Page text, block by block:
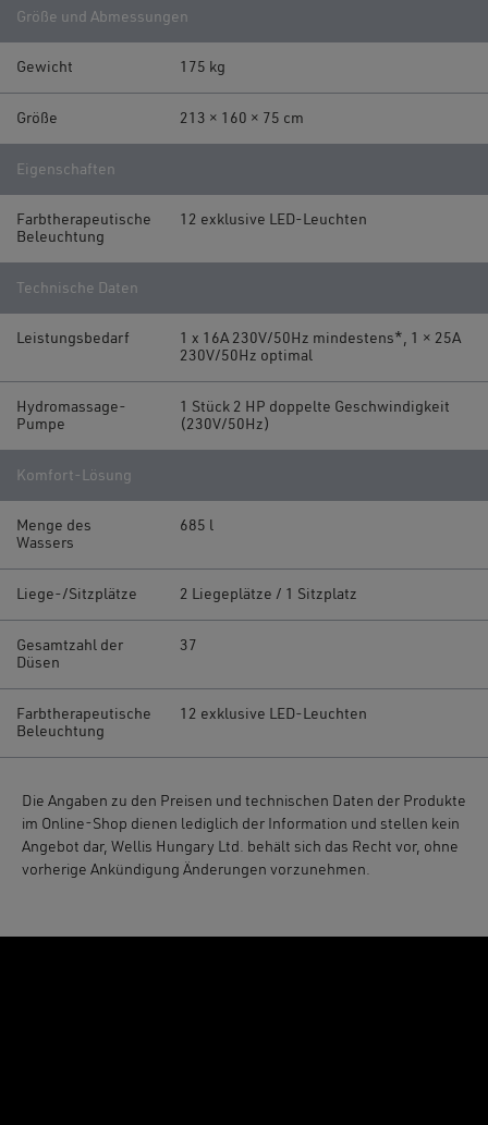
Größe und Abmessungen
Gewicht 175 kg
Größe 213 × 160 × 75 cm
Eigenschaften
Farbtherapeutische
Beleuchtung
12 exklusive LED-Leuchten
Technische Daten
Leistungsbedarf
1 x 16A 230V/50Hz mindestens*, 1 × 25A
230V/50Hz optimal
Hydromassage-
Pumpe
1 Stück 2 HP doppelte Geschwindigkeit
(230V/50Hz)
Komfort-Lösung
Menge des
Wassers
685 l
Liege-/Sitzplätze 2 Liegeplätze / 1 Sitzplatz
Gesamtzahl der
Düsen
37
Farbtherapeutische
Beleuchtung
12 exklusive LED-Leuchten
Die Angaben zu den Preisen und technischen Daten der Produkte
im Online-Shop dienen lediglich der Information und stellen kein
Angebot dar, Wellis Hungary Ltd. behält sich das Recht vor, ohne
vorherige Ankündigung Änderungen vorzunehmen.